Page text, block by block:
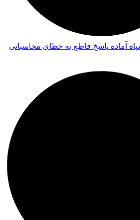
آماده پاسخ قاطع به خطای محاسباتی